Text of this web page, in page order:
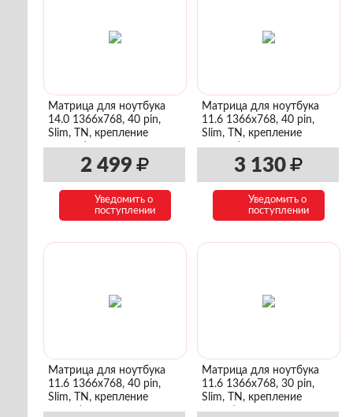
Матрица для ноутбука
14.0 1366x768, 40 pin,
Slim, TN, крепление
сверху/снизу
2 499
Уведомить о
поступлении
Матрица для ноутбука
11.6 1366x768, 40 pin,
Slim, TN, крепление
сверху/снизу
3 130
Уведомить о
поступлении
Матрица для ноутбука
11.6 1366x768, 40 pin,
Slim, TN, крепление
слева/справа
Матрица для ноутбука
11.6 1366x768, 30 pin,
Slim, TN, крепление
слева/справа